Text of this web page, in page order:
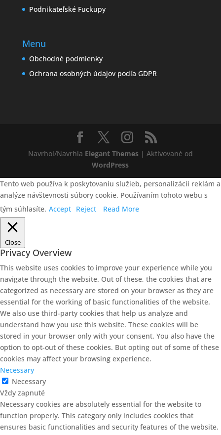
Podnikateľské Fuckupy
Menu
Obchodné podmienky
Ochrana osobných údajov podľa GDPR
Navrhol/Navrhla Elegant Themes| Aktivované od
WordPress
Tento web používa k poskytovaniu služieb, personalizácii reklám a
analýze návštevnosti súbory cookie. Používaním tohoto webu s
tým súhlasíte. Accept Reject Read More
Close
Privacy Overview
This website uses cookies to improve your experience while you
navigate through the website. Out of these, the cookies that are
categorized as necessary are stored on your browser as they are
essential for the working of basic functionalities of the website.
We also use third-party cookies that help us analyze and
understand how you use this website. These cookies will be
stored in your browser only with your consent. You also have the
option to opt-out of these cookies. But opting out of some of these
cookies may affect your browsing experience.
Necessary
Necessary
Vždy zapnuté
Necessary cookies are absolutely essential for the website to
function properly. This category only includes cookies that
ensures basic functionalities and security features of the website.